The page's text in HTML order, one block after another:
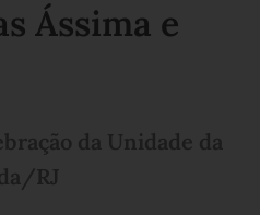
Ássima e
da Unidade da
RJ